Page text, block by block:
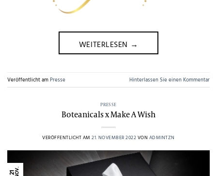
WEITERLESEN →
Veröffentlicht amPresse Hinterlassen Sie einen Kommentar
PRESSE
Boteanicals x Make A Wish
VERÖFFENTLICHT AM21. NOVEMBER 2022 VON ADMINTZN
21NOV.